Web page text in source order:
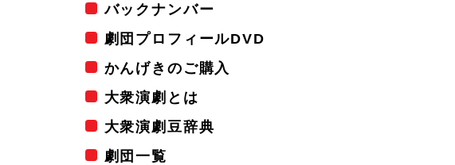
バックナンバー
劇団プロフィールDVD
かんげきのご購入
大衆演劇とは
大衆演劇豆辞典
劇団一覧